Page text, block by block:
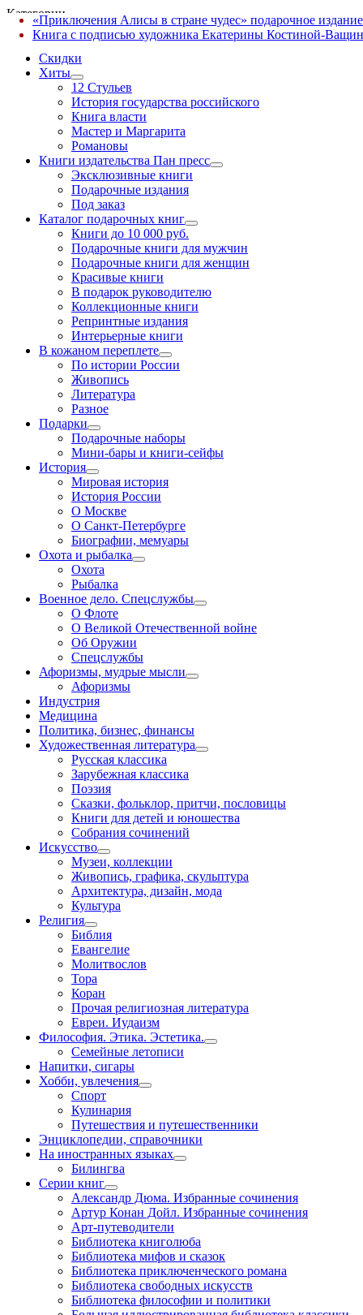
Категории
Скидки
Хиты
12 Стульев
История государства российского
Книга власти
Мастер и Маргарита
Романовы
Книги издательства Пан пресс
Эксклюзивные книги
Подарочные издания
Под заказ
Каталог подарочных книг
Книги до 10 000 руб.
Подарочные книги для мужчин
Подарочные книги для женщин
Красивые книги
В подарок руководителю
Коллекционные книги
Репринтные издания
Интерьерные книги
В кожаном переплете
По истории России
Живопись
Литература
Разное
Подарки
Подарочные наборы
Мини-бары и книги-сейфы
История
Мировая история
История России
О Москве
О Санкт-Петербурге
Биографии, мемуары
Охота и рыбалка
Охота
Рыбалка
Военное дело. Спецслужбы
О Флоте
О Великой Отечественной войне
Об Оружии
Спецслужбы
Афоризмы, мудрые мысли
Афоризмы
Индустрия
Медицина
Политика, бизнес, финансы
Художественная литература
Русская классика
Зарубежная классика
Поэзия
Сказки, фольклор, притчи, пословицы
Книги для детей и юношества
Собрания сочинений
Искусство
Музеи, коллекции
Живопись, графика, скульптура
Архитектура, дизайн, мода
Культура
Религия
Библия
Евангелие
Молитвослов
Тора
Коран
Прочая религиозная литература
Евреи. Иудаизм
Философия. Этика. Эстетика.
Семейные летописи
Напитки, сигары
Хобби, увлечения
Спорт
Кулинария
Путешествия и путешественники
Энциклопедии, справочники
На иностранных языках
Билингва
Серии книг
Александр Дюма. Избранные сочинения
Артур Конан Дойл. Избранные сочинения
Арт-путеводители
Библиотека книголюба
Библиотека мифов и сказок
Библиотека приключенческого романа
Библиотека свободных искусств
Библиотека философии и политики
«Приключения Алисы в стране чудес» подарочное издание
Книга с подписью художника Екатерины Костиной-